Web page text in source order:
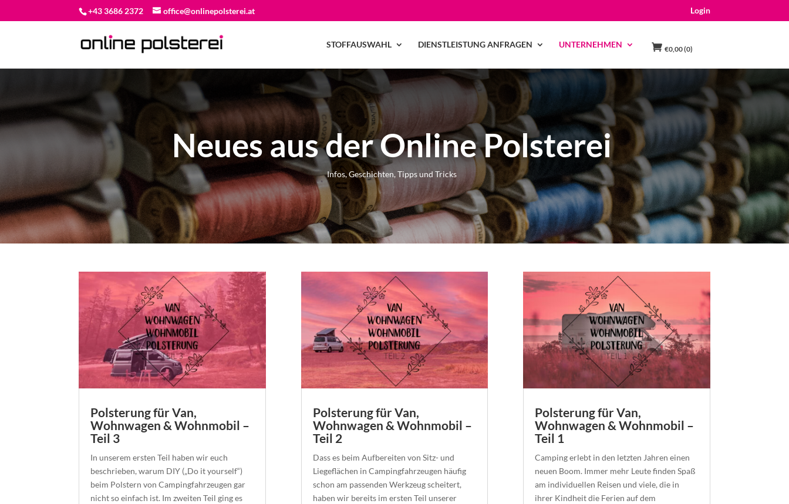
+43 3686 2372 office@onlinepolsterei.at Login
STOFFAUSWAHL DIENSTLEISTUNG ANFRAGEN UNTERNEHMEN €0,00(0)
Neues aus der Online Polsterei
Infos, Geschichten, Tipps und Tricks
Polsterung für Van,
Wohnwagen & Wohnmobil –
Teil 3
In unserem ersten Teil haben wir euch
beschrieben, warum DIY („Do it yourself“)
beim Polstern von Campingfahrzeugen gar
nicht so einfach ist. Im zweiten Teil ging es
Polsterung für Van,
Wohnwagen & Wohnmobil –
Teil 2
Dass es beim Aufbereiten von Sitz- und
Liegeflächen in Campingfahrzeugen häufig
schon am passenden Werkzeug scheitert,
haben wir bereits im ersten Teil unserer
Polsterung für Van,
Wohnwagen & Wohnmobil –
Teil 1
Camping erlebt in den letzten Jahren einen
neuen Boom. Immer mehr Leute finden Spaß
am individuellen Reisen und viele, die in
ihrer Kindheit die Ferien auf dem